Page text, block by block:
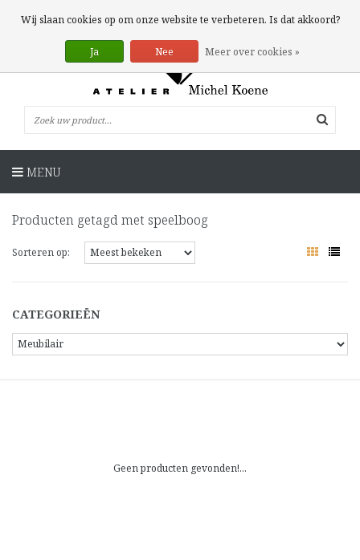
0 Artikelen
MENU
Producten getagd met speelboog
Sorteren op:
CATEGORIEËN
Geen producten gevonden!...
Wij slaan cookies op om onze website te verbeteren. Is dat akkoord?
Ja Nee Meer over cookies »